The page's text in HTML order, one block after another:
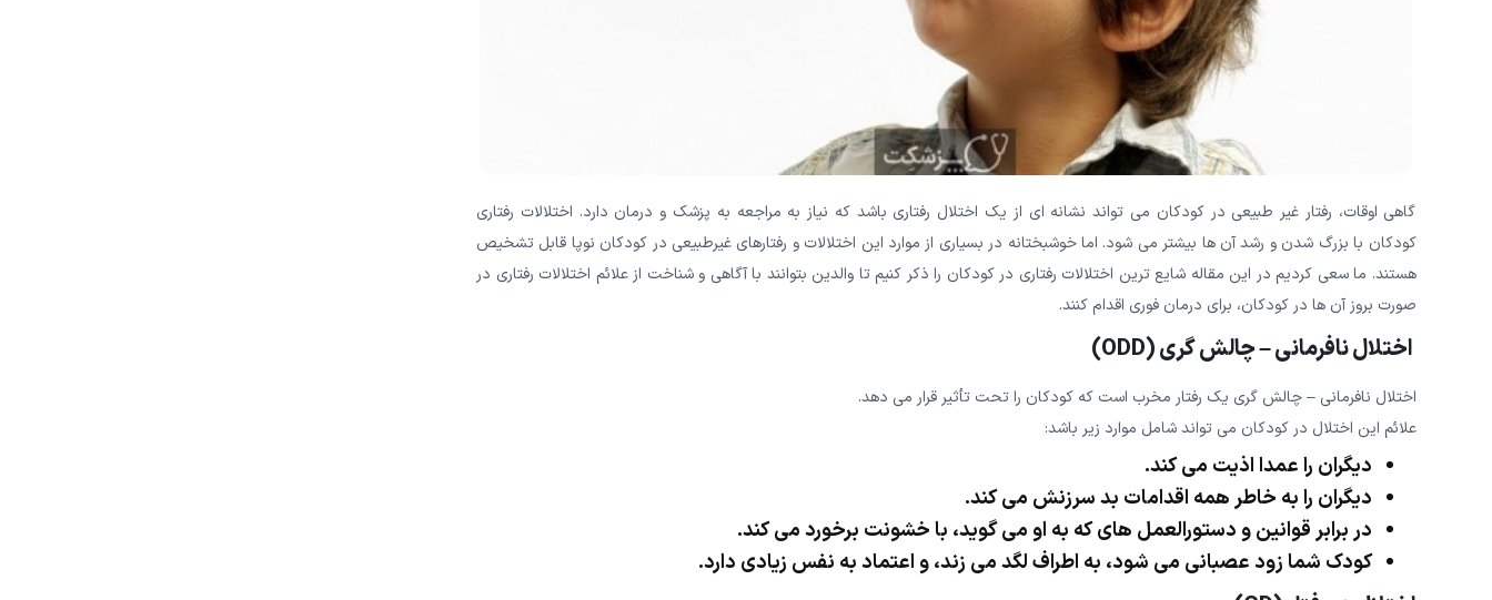
گاهی اوقات، رفتار غیر طبیعی در کودکان می تواند نشانه ای از یک اختلال رفتاری باشد که نیاز به مراجعه به پزشک و درمان دارد. اختلالات رفتاری
کودکان با بزرگ شدن و رشد آن ها بیشتر می شود. اما خوشبختانه در بسیاری از موارد این اختلالات و رفتارهای غیرطبیعی در کودکان نوپا قابل تشخیص
هستند. ما سعی کردیم در این مقاله شایع ترین اختلالات رفتاری در کودکان را ذکر کنیم تا والدین بتوانند با آگاهی و شناخت از علائم اختلالات رفتاری در
صورت بروز آن ها در کودکان، برای درمان فوری اقدام کنند.
اختلال نافرمانی – چالش گری (ODD)
اختلال نافرمانی – چالش گری یک رفتار مخرب است که کودکان را تحت تأثیر قرار می دهد.
علائم این اختلال در کودکان می تواند شامل موارد زیر باشد:
دیگران را عمدا اذیت می کند.
دیگران را به خاطر همه اقدامات بد سرزنش می کند.
در برابر قوانین و دستورالعمل های که به او می گوید، با خشونت برخورد می کند.
کودک شما زود عصبانی می شود، به اطراف لگد می زند، و اعتماد به نفس زیادی دارد.